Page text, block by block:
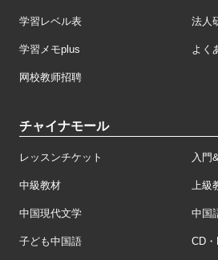
学習レベル表 法人
学習メモplus よく
网校教师招聘
チャイナモール
レッスンチケット 入門
中級教材 上級
中国現代文学 中国
子ども中国語 CD